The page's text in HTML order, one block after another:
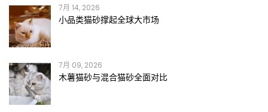
7月 14, 2026
小品类猫砂撑起全球大市场
7月 09, 2026
木薯猫砂与混合猫砂全面对比